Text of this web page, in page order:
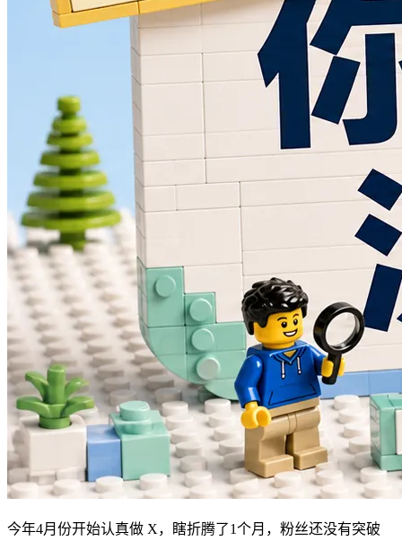
今年4月份开始认真做 X，瞎折腾了1个月，粉丝还没有突破